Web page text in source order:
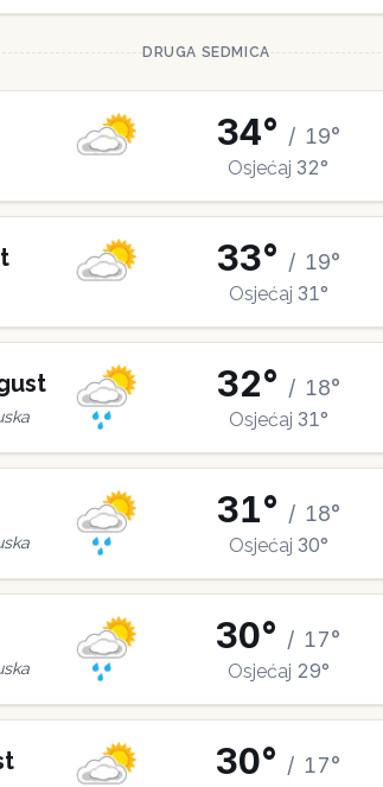
DRUGA SEDMICA
34° / 19°
Osjećaj 32°
33° / 19°
Osjećaj 31°
32° / 18°
Osjećaj 31°
31° / 18°
Osjećaj 30°
30° / 17°
Osjećaj 29°
30° / 17°